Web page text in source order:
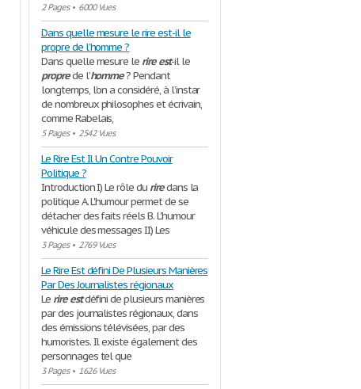
2 Pages• 6000 Vues
Dans quelle mesure le rire est-il le
propre de l’homme ?
Dans quelle mesure le rire est-il le
proprede l’homme? Pendant
longtemps, l’on a considéré, à l’instar
de nombreux philosophes et écrivain,
comme Rabelais,
5 Pages• 2542 Vues
Le Rire Est Il Un Contre Pouvoir
Politique ?
Introduction I) Le rôle duriredans la
politique A. L'humour permet de se
détacher des faits réels B. L'humour
véhicule des messages II) Les
3 Pages• 2769 Vues
Le Rire Est défini De Plusieurs Manières
Par Des Journalistes régionaux
Le rire estdéfini de plusieurs manières
par des journalistes régionaux, dans
des émissions télévisées, par des
humoristes. Il existe également des
personnages tel que
3 Pages• 1626 Vues